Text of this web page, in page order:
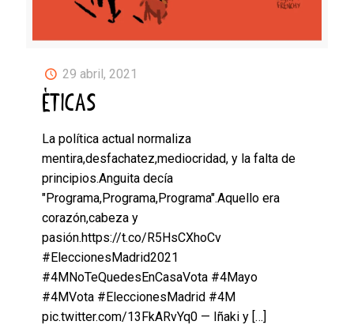
29 abril, 2021
ÉTICAS
La política actual normaliza
mentira,desfachatez,mediocridad, y la falta de
principios.Anguita decía
"Programa,Programa,Programa".Aquello era
corazón,cabeza y
pasión.https://t.co/R5HsCXhoCv
#EleccionesMadrid2021
#4MNoTeQuedesEnCasaVota #4Mayo
#4MVota #EleccionesMadrid #4M
pic.twitter.com/13FkARvYq0 — Iñaki y […]